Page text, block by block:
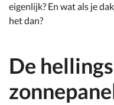
eigenlijk? En wat als je
het dan?
De